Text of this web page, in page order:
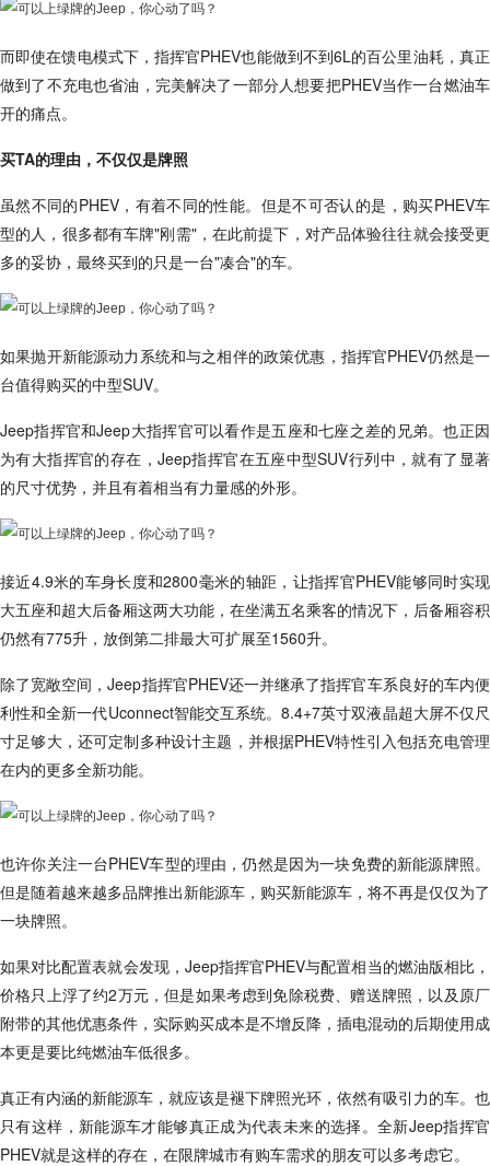
而即使在馈电模式下，指挥官PHEV也能做到不到6L的百公里油耗，真正
做到了不充电也省油，完美解决了一部分人想要把PHEV当作一台燃油车
开的痛点。
买TA的理由，不仅仅是牌照
虽然不同的PHEV，有着不同的性能。但是不可否认的是，购买PHEV车
型的人，很多都有车牌"刚需"，在此前提下，对产品体验往往就会接受更
多的妥协，最终买到的只是一台"凑合"的车。
如果抛开新能源动力系统和与之相伴的政策优惠，指挥官PHEV仍然是一
台值得购买的中型SUV。
Jeep指挥官和Jeep大指挥官可以看作是五座和七座之差的兄弟。也正因
为有大指挥官的存在，Jeep指挥官在五座中型SUV行列中，就有了显著
的尺寸优势，并且有着相当有力量感的外形。
接近4.9米的车身长度和2800毫米的轴距，让指挥官PHEV能够同时实现
大五座和超大后备厢这两大功能，在坐满五名乘客的情况下，后备厢容积
仍然有775升，放倒第二排最大可扩展至1560升。
除了宽敞空间，Jeep指挥官PHEV还一并继承了指挥官车系良好的车内便
利性和全新一代Uconnect智能交互系统。8.4+7英寸双液晶超大屏不仅尺
寸足够大，还可定制多种设计主题，并根据PHEV特性引入包括充电管理
在内的更多全新功能。
也许你关注一台PHEV车型的理由，仍然是因为一块免费的新能源牌照。
但是随着越来越多品牌推出新能源车，购买新能源车，将不再是仅仅为了
一块牌照。
如果对比配置表就会发现，Jeep指挥官PHEV与配置相当的燃油版相比，
价格只上浮了约2万元，但是如果考虑到免除税费、赠送牌照，以及原厂
附带的其他优惠条件，实际购买成本是不增反降，插电混动的后期使用成
本更是要比纯燃油车低很多。
真正有内涵的新能源车，就应该是褪下牌照光环，依然有吸引力的车。也
只有这样，新能源车才能够真正成为代表未来的选择。全新Jeep指挥官
PHEV就是这样的存在，在限牌城市有购车需求的朋友可以多考虑它。